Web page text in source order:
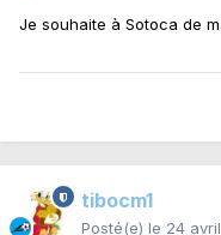
Je souhaite à Sotoca de
tibocm1
Posté(e) le 24 avril